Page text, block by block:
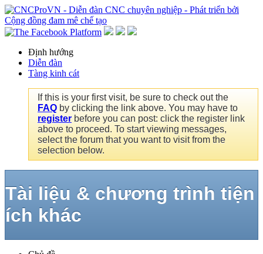
Định hướng
Diễn đàn
Tàng kinh cát
If this is your first visit, be sure to check out the
FAQ by clicking the link above. You may have to
register before you can post: click the register link
above to proceed. To start viewing messages,
select the forum that you want to visit from the
selection below.
Tài liệu & chương trình tiện
ích khác